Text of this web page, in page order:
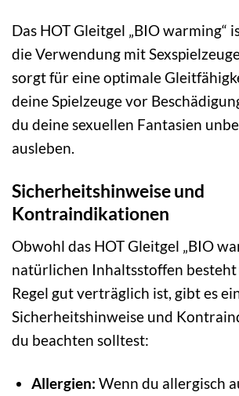
Das HOT Gleitgel „BIO warming“
die Verwendung mit
sorgt für eine optimale
deine Spielzeuge vor
du deine sexuellen Fantasien
ausleben.
Sicherheitshinweise und
Kontraindikationen
Obwohl das HOT Gleitgel „BIO
natürlichen Inhaltsstoffen
Regel gut verträglich ist, gibt es
Sicherheitshinweise und
du beachten solltest:
Allergien: Wenn du allergisch